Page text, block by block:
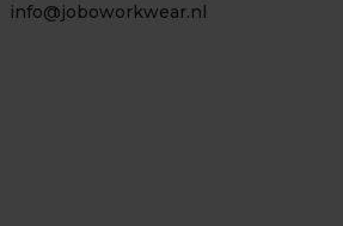
info@joboworkwear.nl